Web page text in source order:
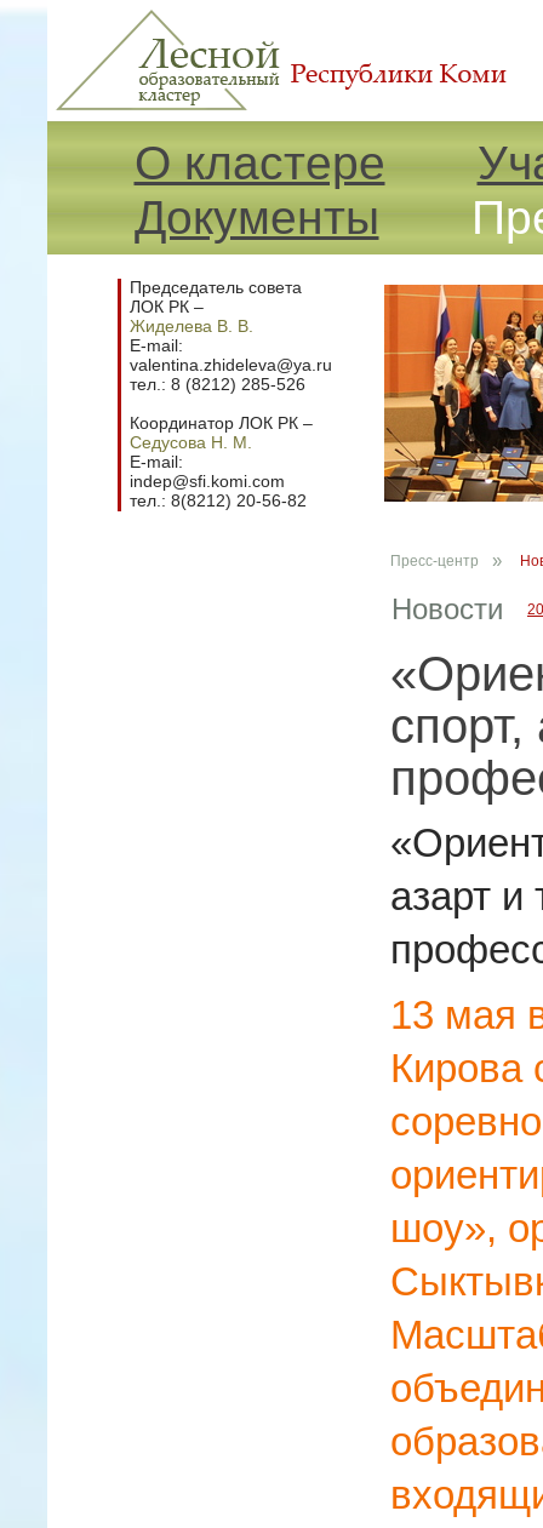
О кластере
Документы
Председатель совета
ЛОК РК –
Жиделева В. В.
E-mail:
valentina.zhideleva@ya.ru
тел.: 8 (8212) 285-526
Координатор ЛОК РК –
Седусова Н. М.
E-mail:
indep@sfi.komi.com
тел.: 8(8212) 20-56-82
Пресс-центр »
Новости
спорт,
азарт и
13 мая
Кирова
шоу»,